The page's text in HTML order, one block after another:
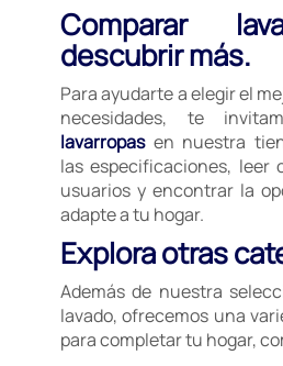
Comparar
descubrir más.
Para ayudarte a elegir el
necesidades, te
lavarropasen nuestra
las especificaciones, leer
usuarios y encontrar la
adapte a tu hogar.
Explora otras
Además de nuestra
lavado, ofrecemos una
para completar tu hogar,